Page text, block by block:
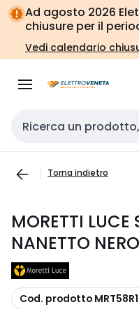
Vai alla
navigazione
Vai
alla
pagina
Ad agosto 2026
chiusure per il
Vedi calendario
Cerca input
Torna indietro
MORETTI LUCE
NANETTO
copia
Cod. prodotto